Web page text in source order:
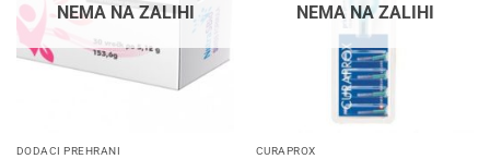
NEMA NA ZALIHI
DODACI PREHRANI
NEMA NA ZALIHI
CURAPROX